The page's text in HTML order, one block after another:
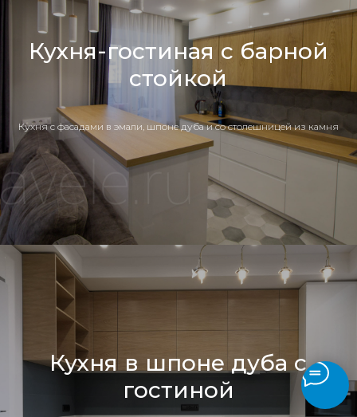
Кухня-гостиная с барной
стойкой
Кухня c фасадами в эмали, шпоне дуба и со столешницей из камня
Кухня в шпоне дуба с
гостиной